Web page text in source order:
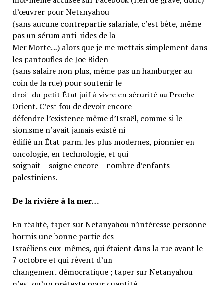
d’œuvrer pour Netanyahou
(sans aucune contrepartie salariale, c’est bête, même
pas un sérum anti-rides de la
Mer Morte…) alors que je me mettais simplement dans
les pantoufles de Joe Biden
(sans salaire non plus, même pas un hamburger au
coin de la rue) pour soutenir le
droit du petit État juif à vivre en sécurité au Proche-
Orient. C’est fou de devoir encore
défendre l’existence même d’Israël, comme si le
sionisme n’avait jamais existé ni
édifié un État parmi les plus modernes, pionnier en
oncologie, en technologie, et qui
soignait – soigne encore – nombre d’enfants
palestiniens.
De la rivière à la mer…
En réalité, taper sur Netanyahou n’intéresse personne
hormis une bonne partie des
Israéliens eux-mêmes, qui étaient dans la rue avant le
7 octobre et qui rêvent d’un
changement démocratique ; taper sur Netanyahou